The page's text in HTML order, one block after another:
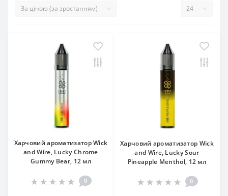
Харчовий ароматизатор Wick
and Wire, Lucky Chrome
Gummy Bear, 12 мл
0
Харчовий ароматизатор Wick
and Wire, Lucky Sour
Pineapple Menthol, 12 мл
0